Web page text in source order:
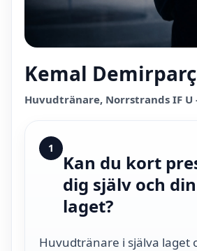
Kemal
Huvudtränare, Norrstrands IF U
1
Kan du kort
dig själv och
laget?
Huvudtränare i själva laget